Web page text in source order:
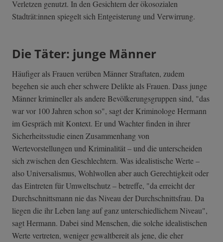
Verletzen genutzt. In den Gesichtern der ökosozialen
Stadträt:innen spiegelt sich Entgeisterung und Verwirrung.
Die Täter: junge Männer
Häufiger als Frauen verüben Männer Straftaten, zudem
begehen sie auch eher schwere Delikte als Frauen. Dass junge
Männer krimineller als andere Bevölkerungsgruppen sind, "das
war vor 100 Jahren schon so", sagt der Kriminologe Hermann
im Gespräch mit Kontext. Er und Wachter finden in ihrer
Sicherheitsstudie einen Zusammenhang von
Wertevorstellungen und Kriminalität – und die unterscheiden
sich zwischen den Geschlechtern. Was idealistische Werte –
also Universalismus, Wohlwollen aber auch Gerechtigkeit oder
das Eintreten für Umweltschutz – betreffe, "da erreicht der
Durchschnittsmann nie das Niveau der Durchschnittsfrau. Da
liegen die ihr Leben lang auf ganz unterschiedlichem Niveau",
sagt Hermann. Dabei sind Menschen, die solche idealistischen
Werte vertreten, weniger gewaltbereit als jene, die eher